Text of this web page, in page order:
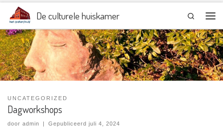
Ga naar inhoudDe culturele huiskamer
Search
UNCATEGORIZED
Dagworkshops
door admin Gepubliceerd juli 4, 2024